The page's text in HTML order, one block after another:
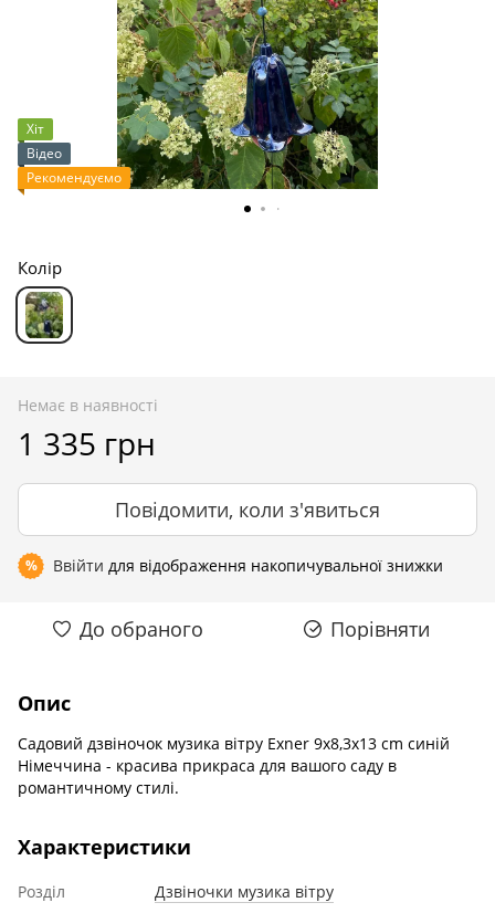
Хіт
Відео
Рекомендуємо
Колір
Немає в наявності
1 335 грн
Повідомити, коли з'явиться
% Ввійти для відображення накопичувальної знижки
До обраного Порівняти
Опис
Садовий дзвіночок музика вітру Exner 9x8,3x13 cm синій
Німеччина - красива прикраса для вашого саду в
романтичному стилі.
Характеристики
Розділ
Дзвіночки музика вітру